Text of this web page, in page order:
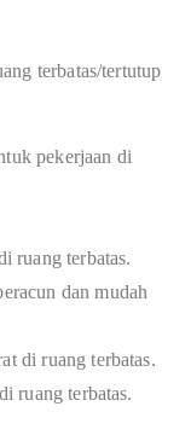
terbatas/tertutup
pekerjaan di
ruang terbatas.
dan mudah
di ruang terbatas.
ruang terbatas.